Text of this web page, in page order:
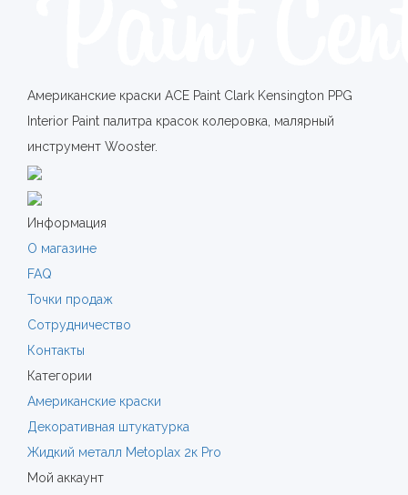
Американские краски ACE Paint Clark Kensington PPG
Interior Paint палитра красок колеровка, малярный
инструмент Wooster.
Информация
О магазине
FAQ
Точки продаж
Сотрудничество
Контакты
Категории
Американские краски
Декоративная штукатурка
Жидкий металл Metoplax 2к Pro
Мой аккаунт